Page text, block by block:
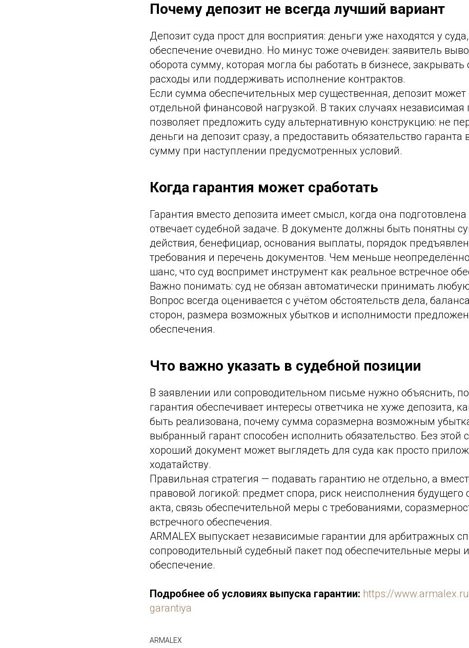
Почему депозит не всегда лучший вариант
Депозит суда прост для восприятия: деньги уже находятся у
обеспечение очевидно. Но минус тоже очевиден: заявитель
оборота сумму, которая могла бы работать в бизнесе,
расходы или поддерживать исполнение контрактов.
Если сумма обеспечительных мер существенная, депозит может
отдельной финансовой нагрузкой. В таких случаях независимая
позволяет предложить суду альтернативную конструкцию: не
деньги на депозит сразу, а предоставить обязательство гаранта
сумму при наступлении предусмотренных условий.
Когда гарантия может сработать
Гарантия вместо депозита имеет смысл, когда она подготовлена
отвечает судебной задаче. В документе должны быть понятны
действия, бенефициар, основания выплаты, порядок
требования и перечень документов. Чем меньше
шанс, что суд воспримет инструмент как реальное встречное
Важно понимать: суд не обязан автоматически принимать
Вопрос всегда оценивается с учётом обстоятельств дела,
сторон, размера возможных убытков и исполнимости
обеспечения.
Что важно указать в судебной позиции
В заявлении или сопроводительном письме нужно объяснить,
гарантия обеспечивает интересы ответчика не хуже депозита,
быть реализована, почему сумма соразмерна возможным
выбранный гарант способен исполнить обязательство. Без этой
хороший документ может выглядеть для суда как просто
ходатайству.
Правильная стратегия — подавать гарантию не отдельно, а
правовой логикой: предмет спора, риск неисполнения будущего
акта, связь обеспечительной меры с требованиями,
встречного обеспечения.
ARMALEX выпускает независимые гарантии для арбитражных
сопроводительный судебный пакет под обеспечительные меры
обеспечение.
Подробнее об условиях выпуска гарантии: https://
garantiya
ARMALEX